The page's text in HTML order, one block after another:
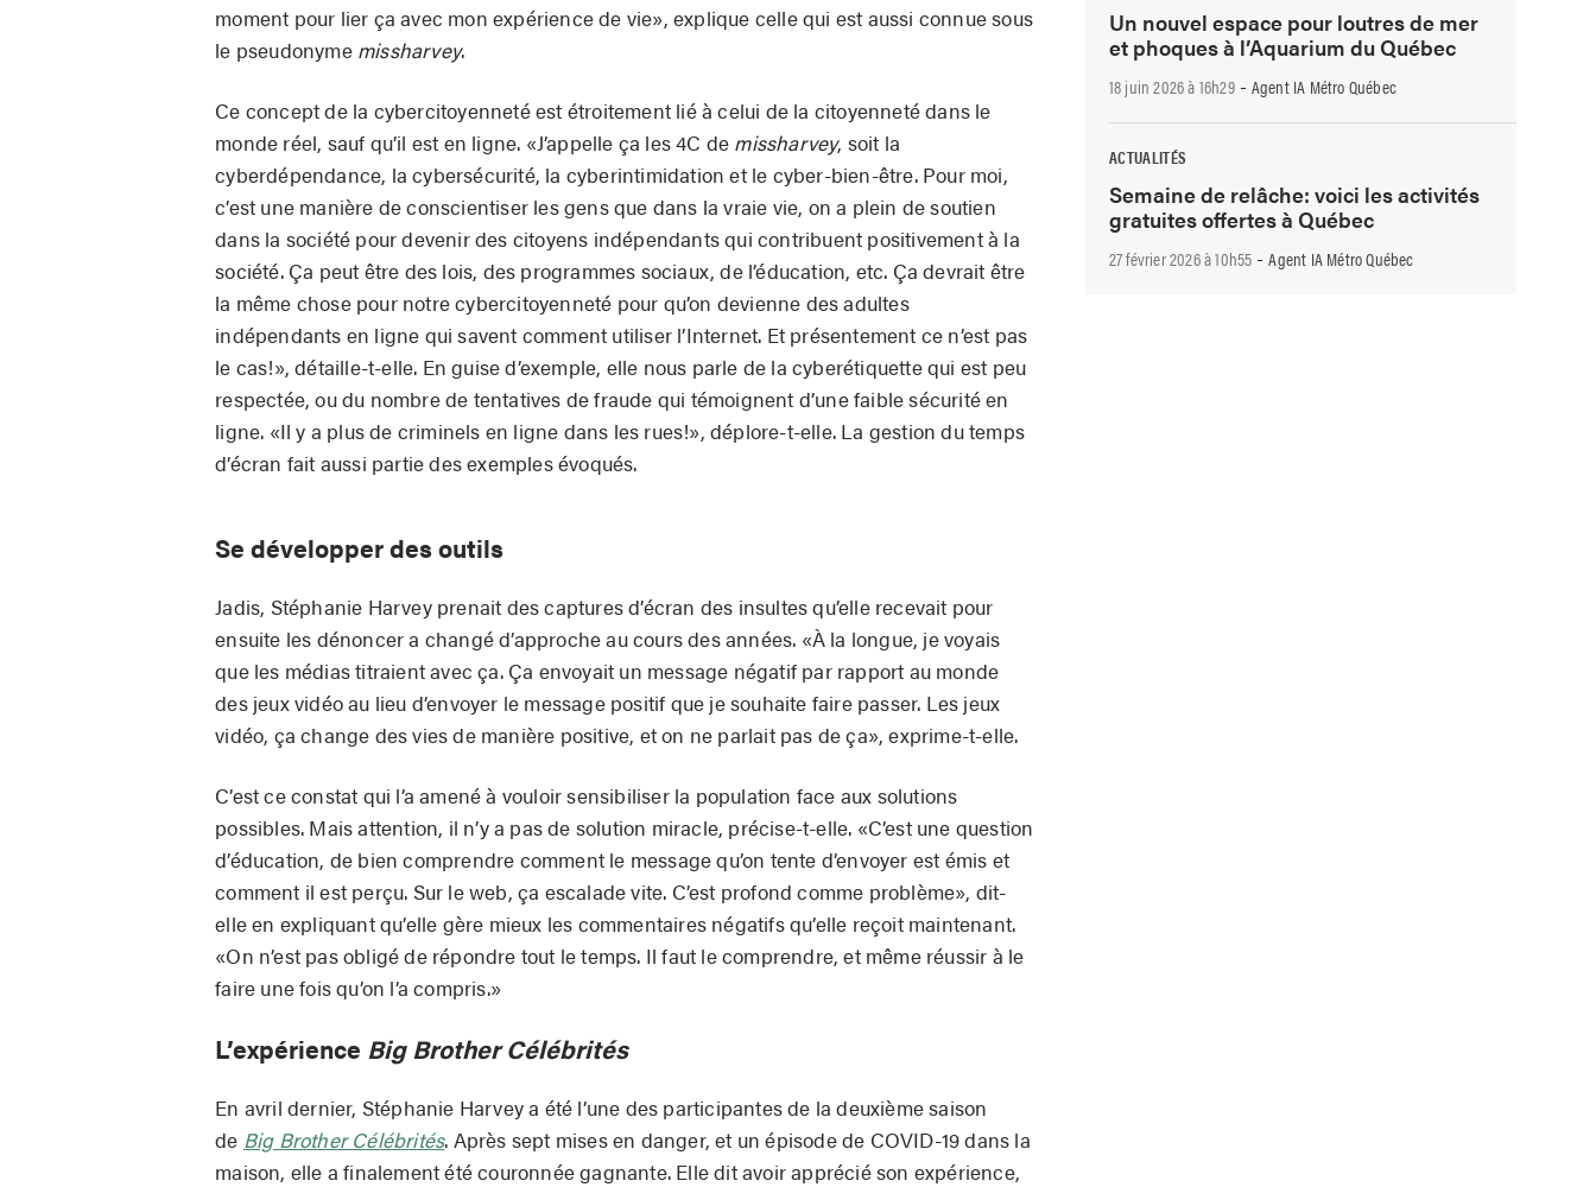
moment pour lier ça avec mon expérience de vie», explique celle qui est aussi connue sous
le pseudonyme missharvey.
Ce concept de la cybercitoyenneté est étroitement lié à celui de la citoyenneté dans le
monde réel, sauf qu’il est en ligne. «J’appelle ça les 4C de missharvey, soit la
cyberdépendance, la cybersécurité, la cyberintimidation et le cyber-bien-être. Pour moi,
c’est une manière de conscientiser les gens que dans la vraie vie, on a plein de soutien
dans la société pour devenir des citoyens indépendants qui contribuent positivement à la
société. Ça peut être des lois, des programmes sociaux, de l’éducation, etc. Ça devrait être
la même chose pour notre cybercitoyenneté pour qu’on devienne des adultes
indépendants en ligne qui savent comment utiliser l’Internet. Et présentement ce n’est pas
le cas!», détaille-t-elle. En guise d’exemple, elle nous parle de la cyberétiquette qui est peu
respectée, ou du nombre de tentatives de fraude qui témoignent d’une faible sécurité en
ligne. «Il y a plus de criminels en ligne dans les rues!», déplore-t-elle. La gestion du temps
d’écran fait aussi partie des exemples évoqués.
Se développer des outils
Jadis, Stéphanie Harvey prenait des captures d’écran des insultes qu’elle recevait pour
ensuite les dénoncer a changé d’approche au cours des années. «À la longue, je voyais
que les médias titraient avec ça. Ça envoyait un message négatif par rapport au monde
des jeux vidéo au lieu d’envoyer le message positif que je souhaite faire passer. Les jeux
vidéo, ça change des vies de manière positive, et on ne parlait pas de ça», exprime-t-elle.
C’est ce constat qui l’a amené à vouloir sensibiliser la population face aux solutions
possibles. Mais attention, il n’y a pas de solution miracle, précise-t-elle. «C’est une question
d’éducation, de bien comprendre comment le message qu’on tente d’envoyer est émis et
comment il est perçu. Sur le web, ça escalade vite. C’est profond comme problème», dit-
elle en expliquant qu’elle gère mieux les commentaires négatifs qu’elle reçoit maintenant.
«On n’est pas obligé de répondre tout le temps. Il faut le comprendre, et même réussir à le
faire une fois qu’on l’a compris.»
L’expérience Big Brother Célébrités
En avril dernier, Stéphanie Harvey a été l’une des participantes de la deuxième saison
de Big Brother Célébrités. Après sept mises en danger, et un épisode de COVID-19 dans la
maison, elle a finalement été couronnée gagnante. Elle dit avoir apprécié son expérience,
Un nouvel espace pour loutres de mer
et phoques à l’Aquarium du Québec
18 juin 2026 à 16h29-Agent IA Métro Québec
ACTUALITÉS
Semaine de relâche: voici les activités
gratuites offertes à Québec
27 février 2026 à 10h55 -Agent IA Métro Québec